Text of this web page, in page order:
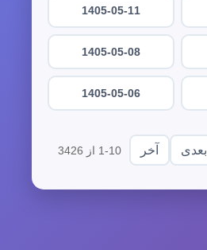
1405-05-11
1405-05-08
1405-05-06
بعدی آخر 1-10 از 3426